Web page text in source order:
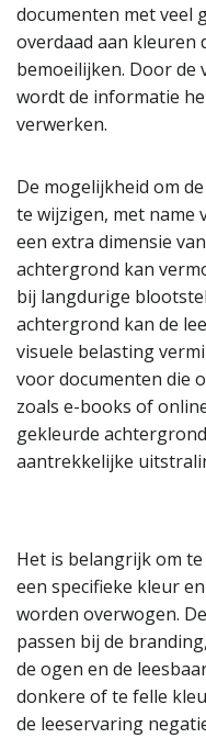
documenten met veel
overdaad aan kleuren
bemoeilijken. Door de
wordt de informatie
verwerken.
De mogelijkheid om
te wijzigen, met name
een extra dimensie
achtergrond kan
bij langdurige
achtergrond kan de
visuele belasting
voor documenten die
zoals e-books of
gekleurde
aantrekkelijke
Het is belangrijk om
een specifieke kleur
worden overwogen.
passen bij de
de ogen en de
donkere of te felle
de leeservaring